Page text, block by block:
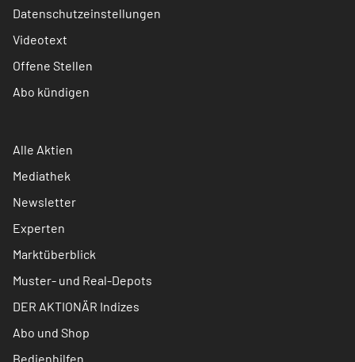
Datenschutzeinstellungen
Videotext
Offene Stellen
Abo kündigen
Alle Aktien
Mediathek
Newsletter
Experten
Marktüberblick
Muster- und Real-Depots
DER AKTIONÄR Indizes
Abo und Shop
Bedienhilfen